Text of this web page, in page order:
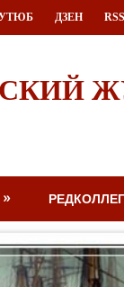
ДЗЕН RSS